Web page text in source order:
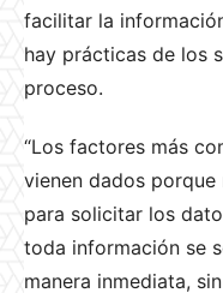
facilitar la
hay prácticas de los
proceso.
“Los factores más
vienen dados
para solicitar los
toda información se
manera inmediata,